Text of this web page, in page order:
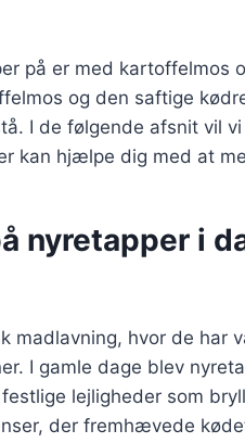
på er med kartoffelmos
og den saftige
I de følgende afsnit vil
kan hjælpe dig med at
nyretapper i
madlavning, hvor de har
I gamle dage blev
lejligheder som
der fremhævede